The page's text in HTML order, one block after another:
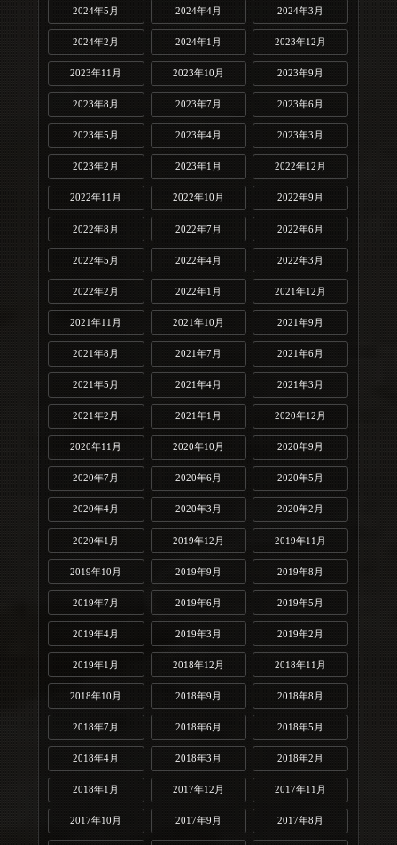
2024年5月 2024年4月 2024年3月
2024年2月 2024年1月 2023年12月
2023年11月 2023年10月 2023年9月
2023年8月 2023年7月 2023年6月
2023年5月 2023年4月 2023年3月
2023年2月 2023年1月 2022年12月
2022年11月 2022年10月 2022年9月
2022年8月 2022年7月 2022年6月
2022年5月 2022年4月 2022年3月
2022年2月 2022年1月 2021年12月
2021年11月 2021年10月 2021年9月
2021年8月 2021年7月 2021年6月
2021年5月 2021年4月 2021年3月
2021年2月 2021年1月 2020年12月
2020年11月 2020年10月 2020年9月
2020年7月 2020年6月 2020年5月
2020年4月 2020年3月 2020年2月
2020年1月 2019年12月 2019年11月
2019年10月 2019年9月 2019年8月
2019年7月 2019年6月 2019年5月
2019年4月 2019年3月 2019年2月
2019年1月 2018年12月 2018年11月
2018年10月 2018年9月 2018年8月
2018年7月 2018年6月 2018年5月
2018年4月 2018年3月 2018年2月
2018年1月 2017年12月 2017年11月
2017年10月 2017年9月 2017年8月